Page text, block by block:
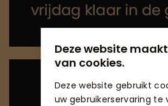
Deze website
van cookies.
Deze website gebruikt
uw gebruikerservaring te